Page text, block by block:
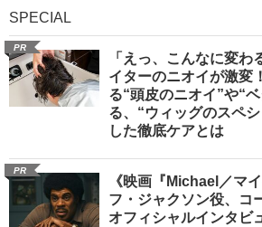
SPECIAL
PR
「えっ、こんなに変わ
イターのニオイが激
る“頭皮のニオイ”や“
る、“ウィッグのスペ
した徹底ケアとは
PR
《映画『Michael／マ
フ・ジャクソン役、コ
オフィシャルインタビ